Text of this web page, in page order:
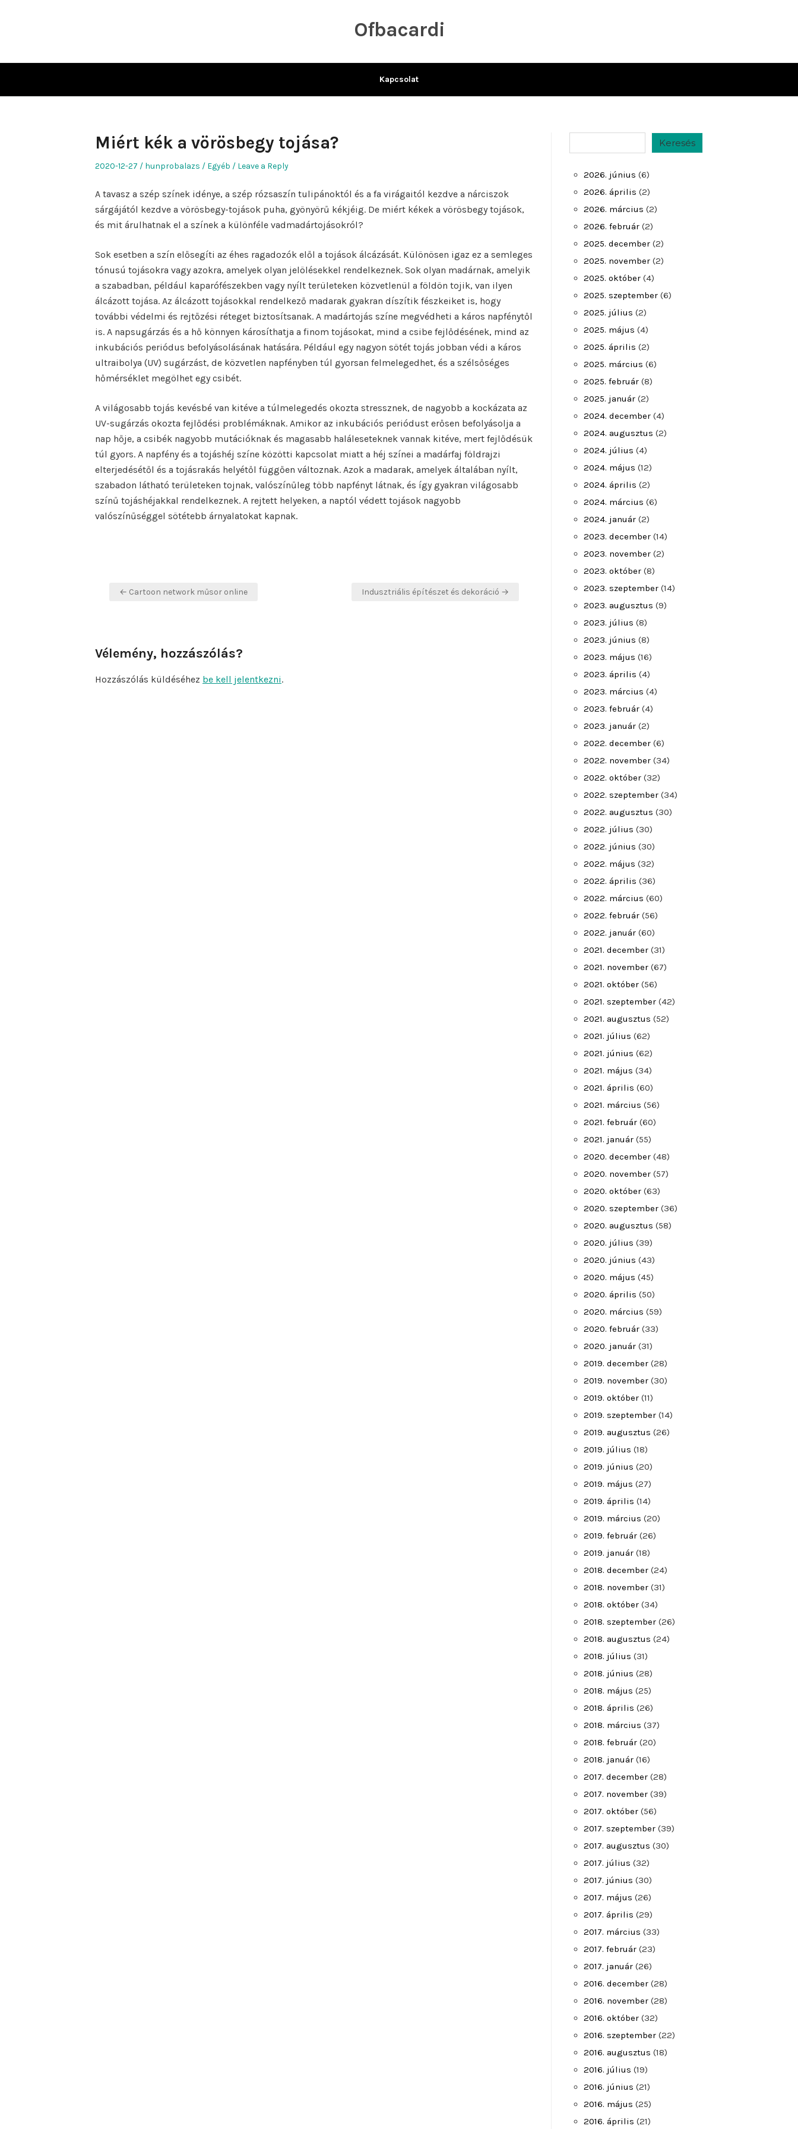
Ofbacardi
Kapcsolat
Miért kék a vörösbegy tojása?
Posted
2020-12-27 Author
hunprobalazs
Posted
Egyéb Leave a Reply
A tavasz a szép színek idénye, a szép rózsaszín tulipánoktól és a fa virágaitól kezdve a nárciszok
sárgájától kezdve a vörösbegy-tojások puha, gyönyörű kékjéig. De miért kékek a vörösbegy tojások,
és mit árulhatnak el a színek a különféle vadmadártojásokról?
Sok esetben a szín elősegíti az éhes ragadozók elől a tojások álcázását. Különösen igaz ez a semleges
tónusú tojásokra vagy azokra, amelyek olyan jelölésekkel rendelkeznek. Sok olyan madárnak, amelyik
a szabadban, például kaparófészekben vagy nyílt területeken közvetlenül a földön tojik, van ilyen
álcázott tojása. Az álcázott tojásokkal rendelkező madarak gyakran díszítik fészkeiket is, hogy
további védelmi és rejtőzési réteget biztosítsanak. A madártojás színe megvédheti a káros napfénytől
is. A napsugárzás és a hő könnyen károsíthatja a finom tojásokat, mind a csibe fejlődésének, mind az
inkubációs periódus befolyásolásának hatására. Például egy nagyon sötét tojás jobban védi a káros
ultraibolya (UV) sugárzást, de közvetlen napfényben túl gyorsan felmelegedhet, és a szélsőséges
hőmérséklet megölhet egy csibét.
A világosabb tojás kevésbé van kitéve a túlmelegedés okozta stressznek, de nagyobb a kockázata az
UV-sugárzás okozta fejlődési problémáknak. Amikor az inkubációs periódust erősen befolyásolja a
nap hője, a csibék nagyobb mutációknak és magasabb haláleseteknek vannak kitéve, mert fejlődésük
túl gyors. A napfény és a tojáshéj színe közötti kapcsolat miatt a héj színei a madárfaj földrajzi
elterjedésétől és a tojásrakás helyétől függően változnak. Azok a madarak, amelyek általában nyílt,
szabadon látható területeken tojnak, valószínűleg több napfényt látnak, és így gyakran világosabb
színű tojáshéjakkal rendelkeznek. A rejtett helyeken, a naptól védett tojások nagyobb
valószínűséggel sötétebb árnyalatokat kapnak.
Bejegyzés
← Cartoon network műsor online Indusztriális építészet és dekoráció →
Vélemény, hozzászólás?
Hozzászólás küldéséhez be kell jelentkezni.
Keresés
2026. június (6)
2026. április (2)
2026. március (2)
2026. február (2)
2025. december (2)
2025. november (2)
2025. október (4)
2025. szeptember (6)
2025. július (2)
2025. május (4)
2025. április (2)
2025. március (6)
2025. február (8)
2025. január (2)
2024. december (4)
2024. augusztus (2)
2024. július (4)
2024. május (12)
2024. április (2)
2024. március (6)
2024. január (2)
2023. december (14)
2023. november (2)
2023. október (8)
2023. szeptember (14)
2023. augusztus (9)
2023. július (8)
2023. június (8)
2023. május (16)
2023. április (4)
2023. március (4)
2023. február (4)
2023. január (2)
2022. december (6)
2022. november (34)
2022. október (32)
2022. szeptember (34)
2022. augusztus (30)
2022. július (30)
2022. június (30)
2022. május (32)
2022. április (36)
2022. március (60)
2022. február (56)
2022. január (60)
2021. december (31)
2021. november (67)
2021. október (56)
2021. szeptember (42)
2021. augusztus (52)
2021. július (62)
2021. június (62)
2021. május (34)
2021. április (60)
2021. március (56)
2021. február (60)
2021. január (55)
2020. december (48)
2020. november (57)
2020. október (63)
2020. szeptember (36)
2020. augusztus (58)
2020. július (39)
2020. június (43)
2020. május (45)
2020. április (50)
2020. március (59)
2020. február (33)
2020. január (31)
2019. december (28)
2019. november (30)
2019. október (11)
2019. szeptember (14)
2019. augusztus (26)
2019. július (18)
2019. június (20)
2019. május (27)
2019. április (14)
2019. március (20)
2019. február (26)
2019. január (18)
2018. december (24)
2018. november (31)
2018. október (34)
2018. szeptember (26)
2018. augusztus (24)
2018. július (31)
2018. június (28)
2018. május (25)
2018. április (26)
2018. március (37)
2018. február (20)
2018. január (16)
2017. december (28)
2017. november (39)
2017. október (56)
2017. szeptember (39)
2017. augusztus (30)
2017. július (32)
2017. június (30)
2017. május (26)
2017. április (29)
2017. március (33)
2017. február (23)
2017. január (26)
2016. december (28)
2016. november (28)
2016. október (32)
2016. szeptember (22)
2016. augusztus (18)
2016. július (19)
2016. június (21)
2016. május (25)
2016. április (21)